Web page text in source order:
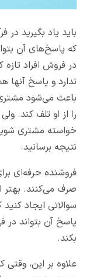
باید یاد بگیرید
که پاسخ‌های آن
در فروش افراد
ندارد و پاسخ آنها
باعث می‌شود
را از او تلف کند.
خواسته مشتری
نتیجه برسانید.
فروشنده حرفه‌ای
صرف می‌کنند. بهتر
سوالاتی ایجاد
پاسخ آن بتواند
بکند.
علاوه بر این،